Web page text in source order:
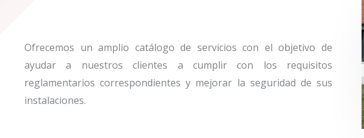
Ofrecemos un amplio catálogo de servicios con el objetivo de
ayudar a nuestros clientes a cumplir con los requisitos
reglamentarios correspondientes y mejorar la seguridad de sus
instalaciones.